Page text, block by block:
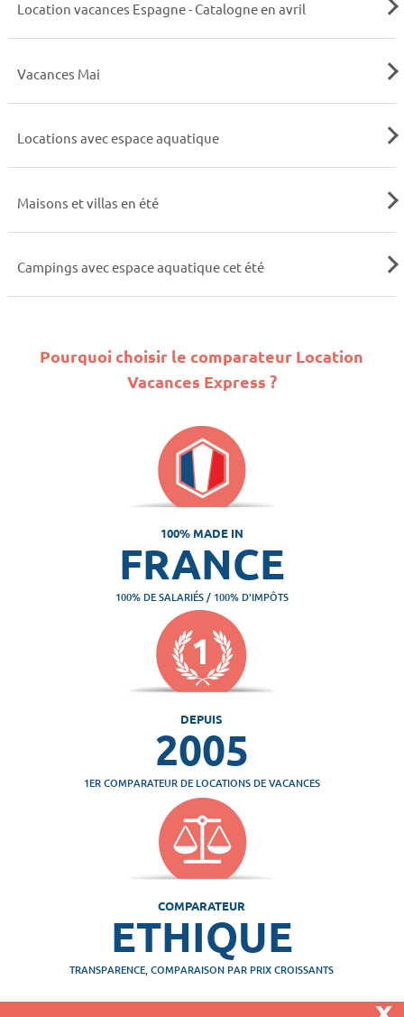
Location vacances Espagne - Catalogne en avril
Vacances Mai
Locations avec espace aquatique
Maisons et villas en été
Campings avec espace aquatique cet été
Pourquoi choisir le comparateur Location
Vacances Express ?
100% MADE IN
FRANCE
100% DE SALARIÉS / 100% D'IMPÔTS
DEPUIS
2005
1ER COMPARATEUR DE LOCATIONS DE VACANCES
COMPARATEUR
ETHIQUE
TRANSPARENCE, COMPARAISON PAR PRIX CROISSANTS